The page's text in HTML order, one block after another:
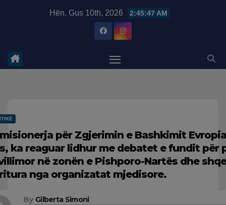
Hën. Gus 10th, 2026 2:45:48 AM
për Zgjerimin e Bashkimit
ka reaguar lidhur me debatet e fundit për
në zonën e Pishporo-Nartës dhe
nga organizatat mjedisore.
By Gilberta Simoni